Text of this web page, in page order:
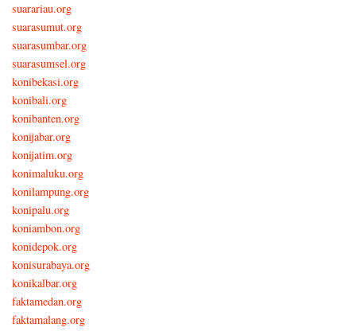
suarariau.org
suarasumut.org
suarasumbar.org
suarasumsel.org
konibekasi.org
konibali.org
konibanten.org
konijabar.org
konijatim.org
konimaluku.org
konilampung.org
konipalu.org
koniambon.org
konidepok.org
konisurabaya.org
konikalbar.org
faktamedan.org
faktamalang.org